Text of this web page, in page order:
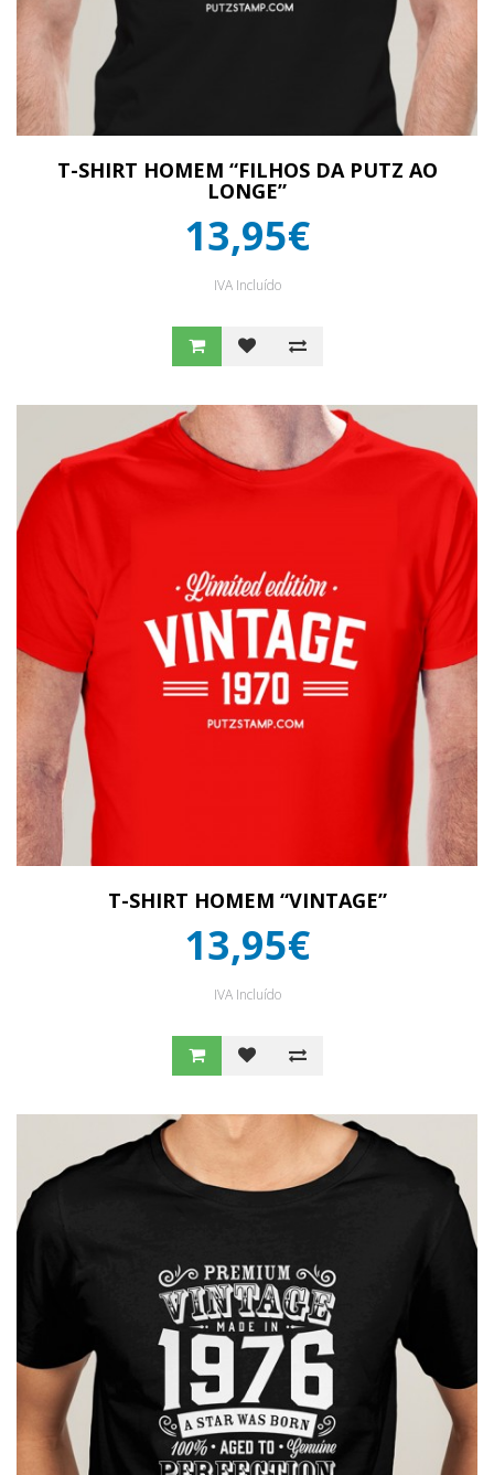
T-SHIRT HOMEM “FILHOS DA PUTZ AO
LONGE”
13,95€
IVA Incluído
T-SHIRT HOMEM “VINTAGE”
13,95€
IVA Incluído